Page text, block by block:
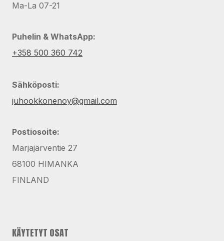
Ma-La 07-21
Puhelin & WhatsApp:
+358 500 360 742
Sähköposti:
juhookkonenoy@gmail.com
Postiosoite:
Marjajärventie 27
68100 HIMANKA
FINLAND
KÄYTETYT OSAT